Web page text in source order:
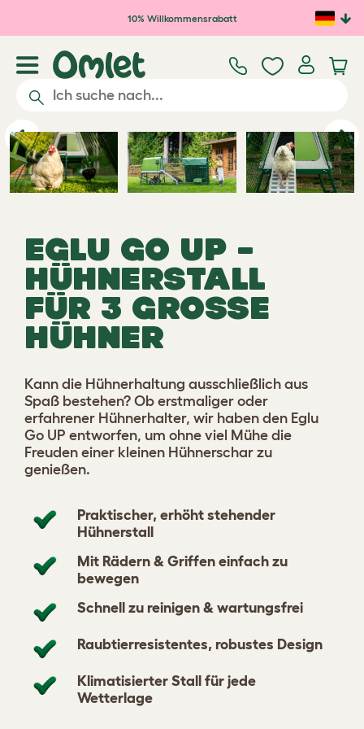
Zum Hauptinhalt springen
10% Willkommensrabatt
Previous
EGLU GO UP –
HÜHNERSTALL
FÜR 3 GROSSE
HÜHNER
Kann die Hühnerhaltung ausschließlich aus
Spaß bestehen? Ob erstmaliger oder
erfahrener Hühnerhalter, wir haben den Eglu
Go UP entworfen, um ohne viel Mühe die
Freuden einer kleinen Hühnerschar zu
genießen.
Praktischer, erhöht stehender
Hühnerstall
Mit Rädern & Griffen einfach zu
bewegen
Schnell zu reinigen & wartungsfrei
Raubtierresistentes, robustes Design
Klimatisierter Stall für jede
Wetterlage